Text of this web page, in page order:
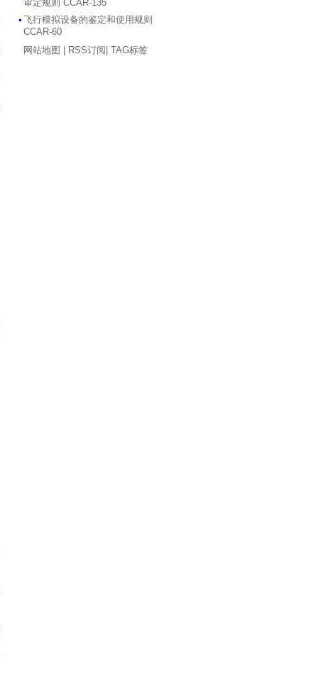
审定规则 CCAR-135
飞行模拟设备的鉴定和使用规则
CCAR-60
网站地图
RSS订阅 TAG标签